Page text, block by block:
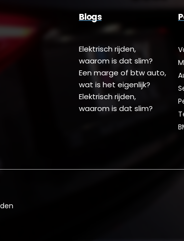
Blogs
Elektrisch rijden,
waarom is dat slim?
Een marge of btw auto,
wat is het eigenlijk?
Elektrisch rijden,
waarom is dat slim?